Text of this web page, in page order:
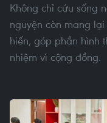
Không chỉ cứu sống
nguyện còn mang
hiến, góp phần hình
nhiệm vì cộng đồng.